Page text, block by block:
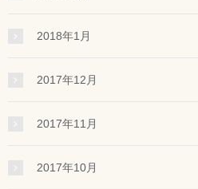
2018年1月
2017年12月
2017年11月
2017年10月